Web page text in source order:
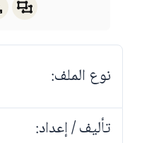
نوع الملف:
تأليف / إعداد: